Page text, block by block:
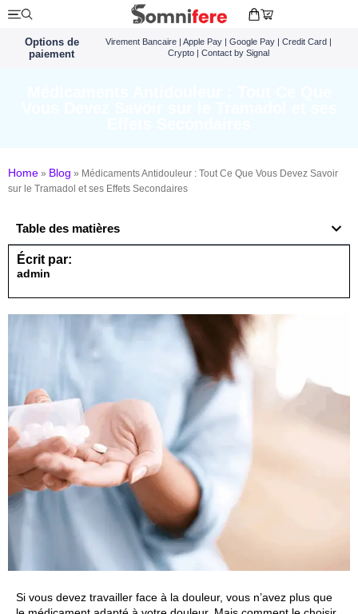
Options de
paiement
Virement Bancaire | Apple Pay | Google Pay | Credit Card |
Crypto | Contact by Signal
Home » Blog » Médicaments Antidouleur : Tout Ce Que Vous Devez Savoir
sur le Tramadol et ses Effets Secondaires
Table des matières
Écrit par:
admin
Si vous devez travailler face à la douleur, vous n’avez plus que